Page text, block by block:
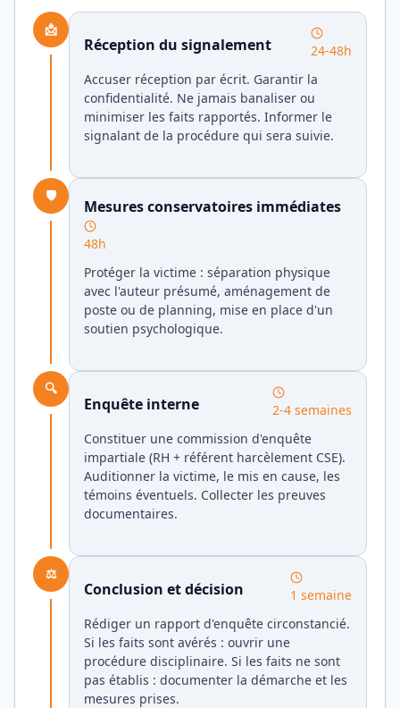
📩
Réception du signalement
24-48h
Accuser réception par écrit. Garantir la
confidentialité. Ne jamais banaliser ou
minimiser les faits rapportés. Informer le
signalant de la procédure qui sera suivie.
🛡️
Mesures conservatoires immédiates
48h
Protéger la victime : séparation physique
avec l'auteur présumé, aménagement de
poste ou de planning, mise en place d'un
soutien psychologique.
🔍
Enquête interne
2-4 semaines
Constituer une commission d'enquête
impartiale (RH + référent harcèlement CSE).
Auditionner la victime, le mis en cause, les
témoins éventuels. Collecter les preuves
documentaires.
⚖️
Conclusion et décision
1 semaine
Rédiger un rapport d'enquête circonstancié.
Si les faits sont avérés : ouvrir une
procédure disciplinaire. Si les faits ne sont
pas établis : documenter la démarche et les
mesures prises.